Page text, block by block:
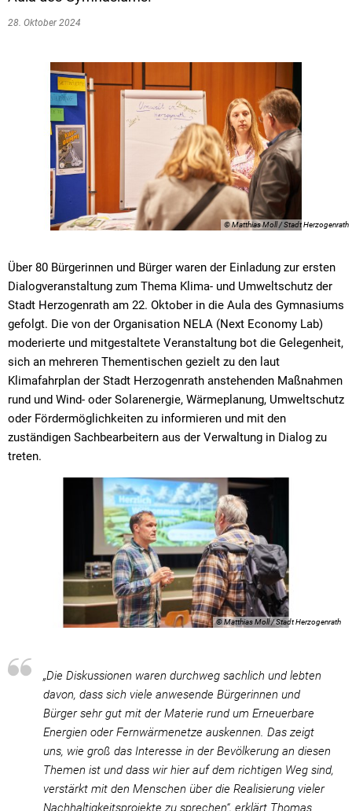
28. Oktober 2024
© Matthias Moll / Stadt Herzogenrath
Über 80 Bürgerinnen und Bürger waren der Einladung zur ersten
Dialogveranstaltung zum Thema Klima- und Umweltschutz der
Stadt Herzogenrath am 22. Oktober in die Aula des Gymnasiums
gefolgt. Die von der Organisation NELA (Next Economy Lab)
moderierte und mitgestaltete Veranstaltung bot die Gelegenheit,
sich an mehreren Thementischen gezielt zu den laut
Klimafahrplan der Stadt Herzogenrath anstehenden Maßnahmen
rund und Wind- oder Solarenergie, Wärmeplanung, Umweltschutz
oder Fördermöglichkeiten zu informieren und mit den
zuständigen Sachbearbeitern aus der Verwaltung in Dialog zu
treten.
© Matthias Moll / Stadt Herzogenrath
„Die Diskussionen waren durchweg sachlich und lebten
davon, dass sich viele anwesende Bürgerinnen und
Bürger sehr gut mit der Materie rund um Erneuerbare
Energien oder Fernwärmenetze auskennen. Das zeigt
uns, wie groß das Interesse in der Bevölkerung an diesen
Themen ist und dass wir hier auf dem richtigen Weg sind,
verstärkt mit den Menschen über die Realisierung vieler
Nachhaltigkeitsprojekte zu sprechen“, erklärt Thomas